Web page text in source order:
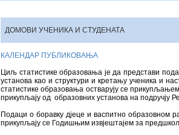
ДОМОВИ УЧЕНИКА И СТУДЕНАТА
КАЛЕНДАР ПУБЛИКОВАЊА
Циљ статистике образовања је да представи
установа као и структури и кретању ученика и
статистике образовања остварују се
прикупљају од образовних установа на подручју
Подаци о боравку дјеце и васпитно образовном
прикупљају се Годишњим извјештајем за